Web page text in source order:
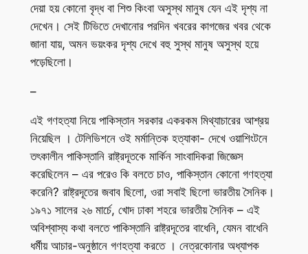
দেয়া হয় কোনো বৃদ্ধ বা শিশু কিংবা অসুস্থ মানুষ যেন এই দৃশ্য না
দেখেন। সেই টিভিতে দেখানোর পরদিন খবরের কাগজের খবর থেকে
জানা যায়, অমন ভয়ংকর দৃশ্য দেখে বহু সুস্থ মানুষ অসুস্থ হয়ে
পড়েছিলো।
–
এই গণহত্যা নিয়ে পাকিস্তান সরকার একরকম মিথ্যাচারের আশ্রয়
নিয়েছিল । টেলিভিশনে ওই মর্মান্তিক হত্যাকা- দেখে ওয়াশিংটনে
তৎকালীন পাকিস্তানি রাষ্ট্রদূতকে মার্কিন সাংবাদিকরা জিজ্ঞেস
করেছিলেন – এর পরেও কি বলতে চাও, পাকিস্তান কোনো গণহত্যা
করেনি? রাষ্ট্রদূতের জবাব ছিলো, ওরা সবাই ছিলো ভারতীয় সৈনিক।
১৯৭১ সালের ২৬ মার্চে, খোদ ঢাকা শহরে ভারতীয় সৈনিক – এই
অবিশ্বাস্য কথা বলতে পাকিস্তানি রাষ্ট্রদূতের বাধেনি, যেমন বাধেনি
ধর্মীয় আচার-অনুষ্ঠানে গণহত্যা করতে । নেত্রকোনার অধ্যাপক